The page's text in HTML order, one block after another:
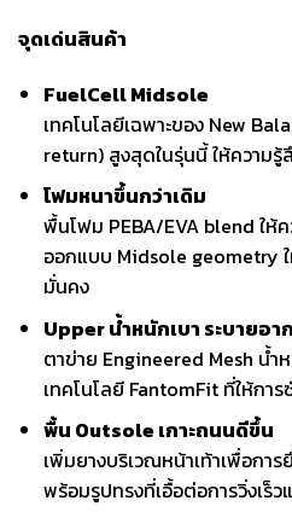
จุดเด่นสินค้า
FuelCell Midsole
เทคโนโลยีเฉพาะของ New
return) สูงสุดในรุ่นนี้ ให้ความรู้
โฟมหนาขึ้นกว่าเดิม
พื้นโฟม PEBA/EVA blend ให้
ออกแบบ Midsole geometry ใ
มั่นคง
Upper น้ำหนักเบา ระบายอา
ตาข่าย Engineered Mesh น้ำ
เทคโนโลยี FantomFit ที่ให้กา
พื้น Outsole เกาะถนนดีขึ้น
เพิ่มยางบริเวณหน้าเท้าเพื่อกา
พร้อมรูปทรงที่เอื้อต่อการวิ่งเร็ว